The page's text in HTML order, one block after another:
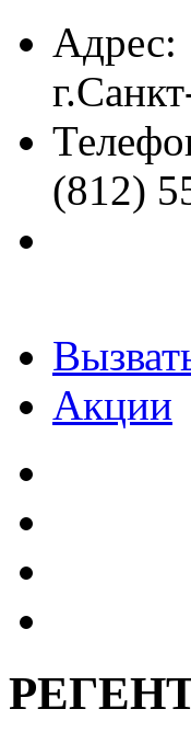
Адрес:
(812)
Акции